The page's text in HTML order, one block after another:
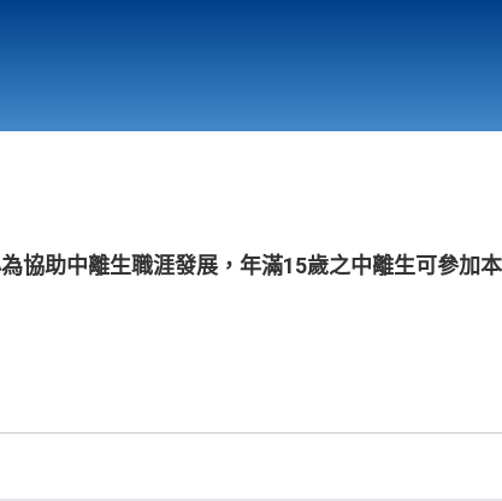
協助中離生職涯發展，年滿15歲之中離生可參加